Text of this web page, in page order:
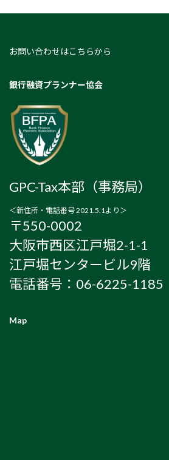
お問い合わせはこちらから
銀行融資プランナー協会
GPC-Tax本部（事務局）
＜新住所・電話番号 2021.5.1より＞
〒550-0002
大阪市西区江戸堀2-1-1
江戸堀センタービル9階
電話番号：06-6225-1185
Map